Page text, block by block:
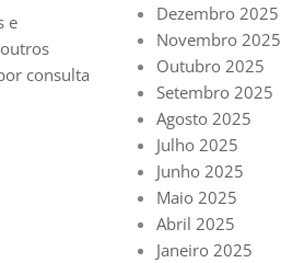
e
consulta
Dezembro 2025
Novembro 2025
Outubro 2025
Setembro 2025
Agosto 2025
Julho 2025
Junho 2025
Maio 2025
Abril 2025
Janeiro 2025